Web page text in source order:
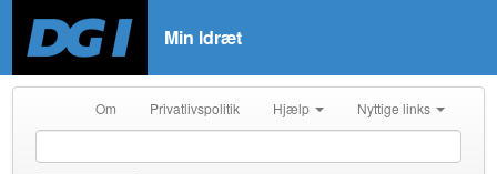
Min Idræt
Om Privatlivspolitik Hjælp Nyttige links